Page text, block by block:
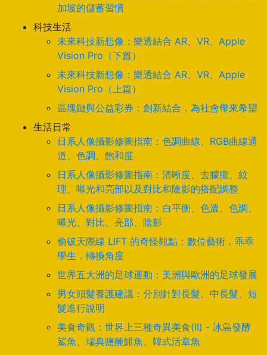
加坡的儲蓄習慣
科技生活
未來科技新想像：樂透結合 AR、VR、Apple
Vision Pro（下篇）
未來科技新想像：樂透結合 AR、VR、Apple
Vision Pro（上篇）
區塊鏈與公益彩券：創新結合，為社會帶來希望
生活日常
日系人像攝影修圖指南：色調曲線、RGB曲線通
道、色調、飽和度
日系人像攝影修圖指南：清晰度、去朦朧、紋
理、曝光和亮部以及對比和陰影的搭配調整
日系人像攝影修圖指南：白平衡、色溫、色調、
曝光、對比、亮部、陰影
偷破天際線 LIFT 的奇怪觀點：數位藝術．乖乖
學生．轉換角度
世界五大洲的足球運動：美洲與歐洲的足球發展
男女頭髮養護建議：分別針對長髮、中長髮、短
髮進行說明
美食奇觀：世界上三種奇異美食(II) - 冰島發酵
鯊魚、瑞典鹽醃鯡魚、韓式活章魚